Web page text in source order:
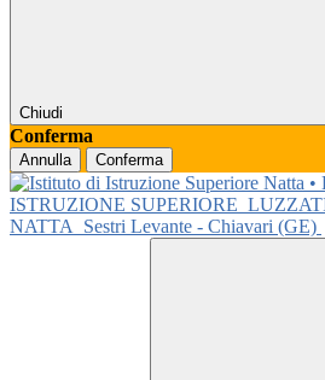
Chiudi
Conferma
Annulla Conferma
ISTRUZIONE SUPERIORE
NATTA
Sestri Levante - Chiavari (GE)